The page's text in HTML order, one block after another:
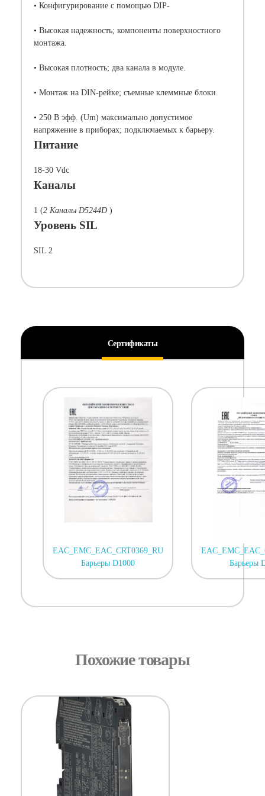
• Конфигурирование с помощью DIP-
• Высокая надежность; компоненты поверхностного
монтажа.
• Высокая плотность; два канала в модуле.
• Монтаж на DIN-рейке; съемные клеммные блоки.
• 250 В эфф. (Um) максимально допустимое
напряжение в приборах; подключаемых к барьеру.
Питание
18-30 Vdc
Каналы
1 (2 Каналы D5244D )
Уровень SIL
SIL 2
Сертификаты
EAC_EMC_EAC_CRT0369_RU
Барьеры D1000
Барьеры
Похожие товары